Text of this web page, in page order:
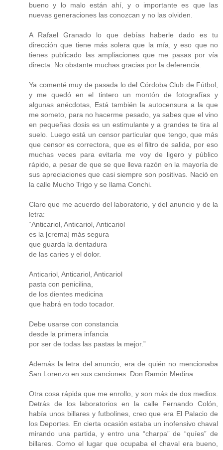
bueno y lo malo están ahí, y o importante es que las
nuevas generaciones las conozcan y no las olviden.
A Rafael Granado lo que debías haberle dado es tu
dirección que tiene más solera que la mía, y eso que no
tienes publicado las ampliaciones que me pasas por vía
directa. No obstante muchas gracias por la deferencia.
Ya comenté muy de pasada lo del Córdoba Club de Fútbol,
y me quedó en el tintero un montón de fotografías y
algunas anécdotas, Está también la autocensura a la que
me someto, para no hacerme pesado, ya sabes que el vino
en pequeñas dosis es un estimulante y a grandes te tira al
suelo. Luego está un censor particular que tengo, que más
que censor es correctora, que es el filtro de salida, por eso
muchas veces para evitarla me voy de ligero y público
rápido, a pesar de que se que lleva razón en la mayoría de
sus apreciaciones que casi siempre son positivas. Nació en
la calle Mucho Trigo y se llama Conchi.
Claro que me acuerdo del laboratorio, y del anuncio y de la
letra:
“Anticariol, Anticariol, Anticariol
es la [crema] más segura
que guarda la dentadura
de las caries y el dolor.
Anticariol, Anticariol, Anticariol
pasta con penicilina,
de los dientes medicina
que habrá en todo tocador.
Debe usarse con constancia
desde la primera infancia
por ser de todas las pastas la mejor.”
Además la letra del anuncio, era de quién no mencionaba
San Lorenzo en sus canciones: Don Ramón Medina.
Otra cosa rápida que me enrollo, y son más de dos medios.
Detrás de los laboratorios en la calle Fernando Colón,
había unos billares y futbolines, creo que era El Palacio de
los Deportes. En cierta ocasión estaba un inofensivo chaval
mirando una partida, y entro una “charpa” de “quíes” de
billares. Como el lugar que ocupaba el chaval era bueno,